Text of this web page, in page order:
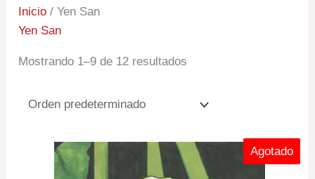
Inicio / Yen San
Yen San
Mostrando 1–9 de 12 resultados
Agotado